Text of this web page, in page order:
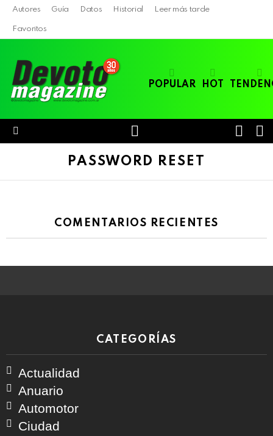
Autores Guía Datos Historial Leer más tarde
Favoritos
POPULAR HOT
SKIN
PASSWORD RESET
COMENTARIOS RECIENTES
CATEGORÍAS
Actualidad
Anuario
Automotor
Ciudad